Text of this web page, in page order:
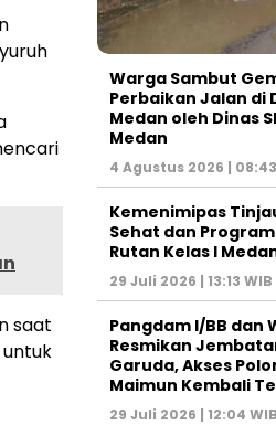
saat
Warga Sambut
Perbaikan Jalan di
Medan oleh Dinas
Medan
4 Agustus 2026 |
Kemenimipas
Sehat dan
Rutan Kelas I
29 Juli 2026 | 13:13 WIB
Pangdam I/BB dan
Resmikan
Garuda, Akses
Maimun Kembali
29 Juli 2026 | 12:04 WIB